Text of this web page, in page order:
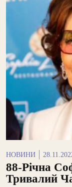
НОВИНИ
88-Річна
Тривалий